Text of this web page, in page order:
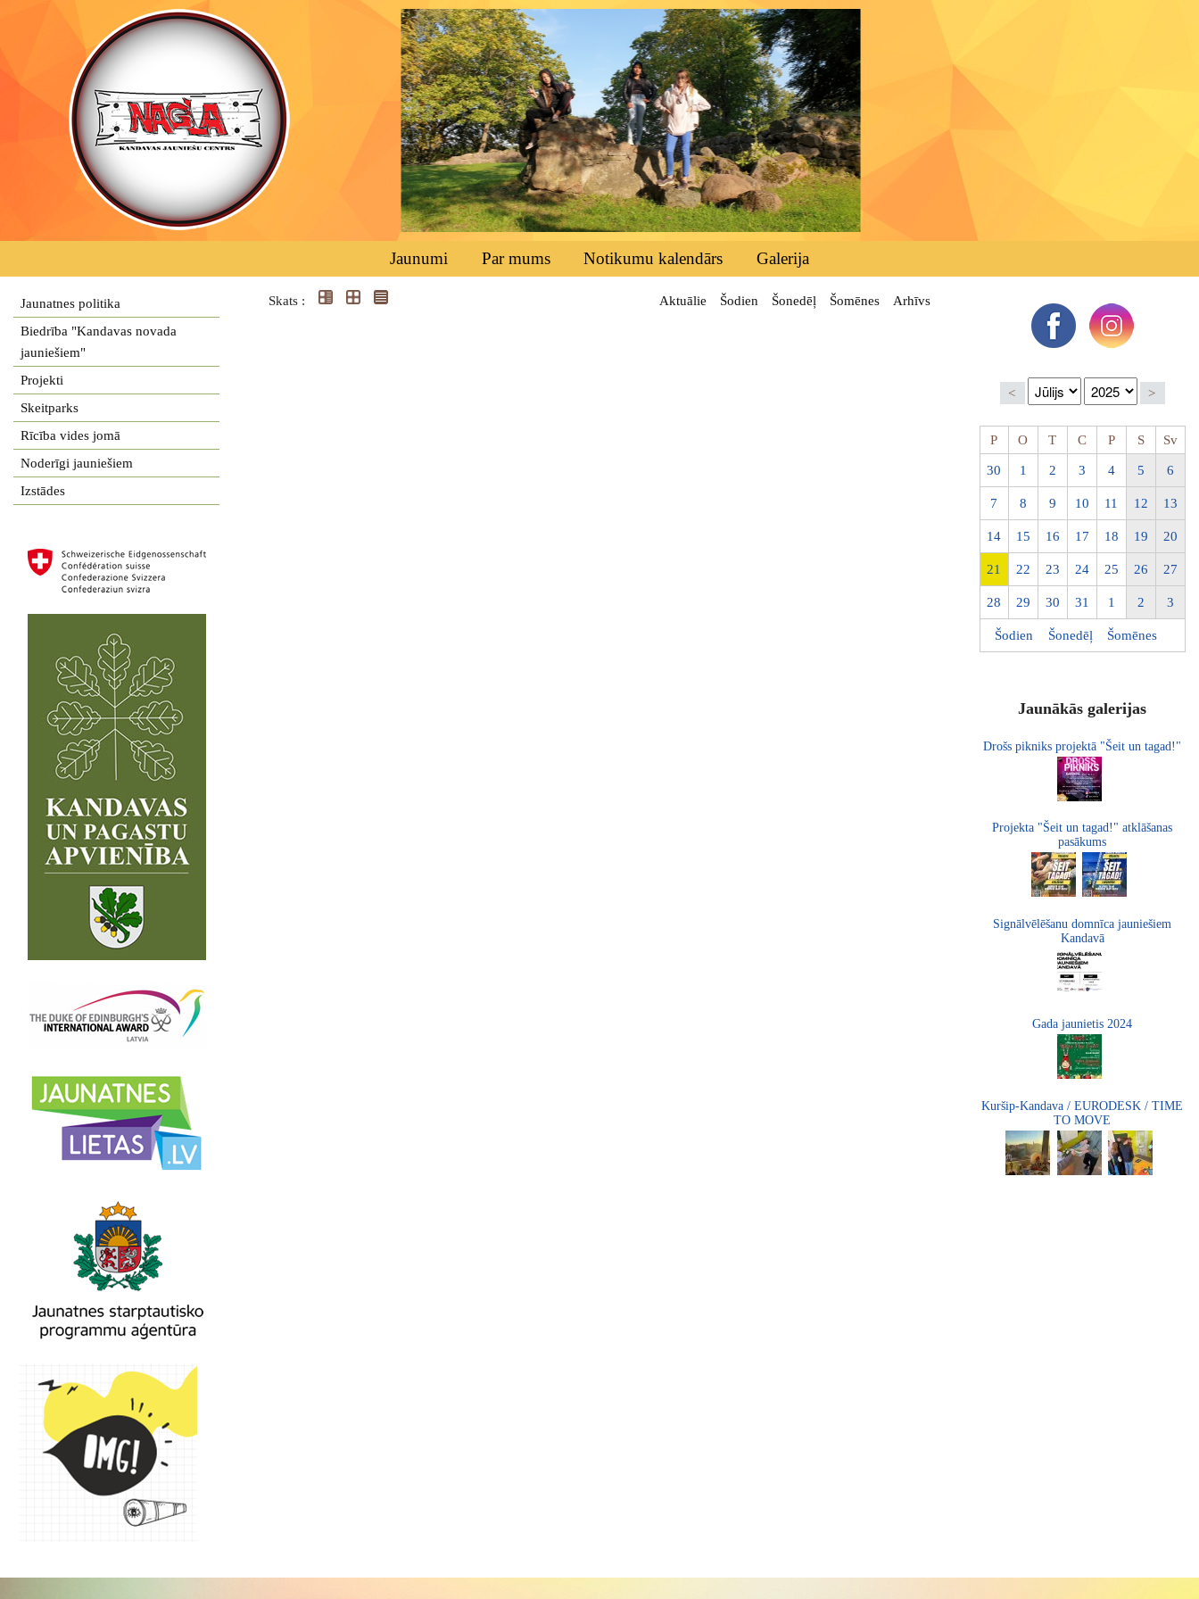
Jaunumi Par mums Notikumu kalendārs Galerija
Jaunatnes politika
Biedrība "Kandavas novada
jauniešiem"
Projekti
Skeitparks
Rīcība vides jomā
Noderīgi jauniešiem
Izstādes
Skats : Aktuālie Šodien Šonedēļ Šomēnes Arhīvs
< >
P O T C P S Sv
30 1 2 3 4 5 6
7 8 9 10 11 12 13
14 15 16 17 18 19 20
21 22 23 24 25 26 27
28 29 30 31 1 2 3
Šodien Šonedēļ Šomēnes
Jaunākās galerijas
Drošs pikniks projektā "Šeit un tagad!"
Projekta "Šeit un tagad!" atklāšanas
pasākums
Signālvēlēšanu domnīca jauniešiem
Kandavā
Gada jaunietis 2024
Kuršip-Kandava / EURODESK / TIME
TO MOVE